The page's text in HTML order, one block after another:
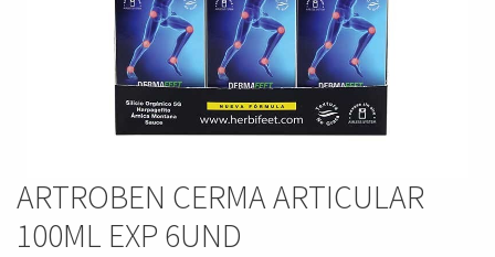
ARTROBEN CERMA ARTICULAR
100ML EXP 6UND